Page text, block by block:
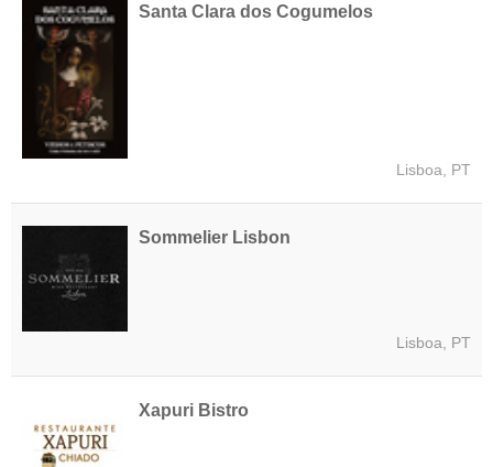
Santa Clara dos Cogumelos
Lisboa, PT
Sommelier Lisbon
Lisboa, PT
Xapuri Bistro